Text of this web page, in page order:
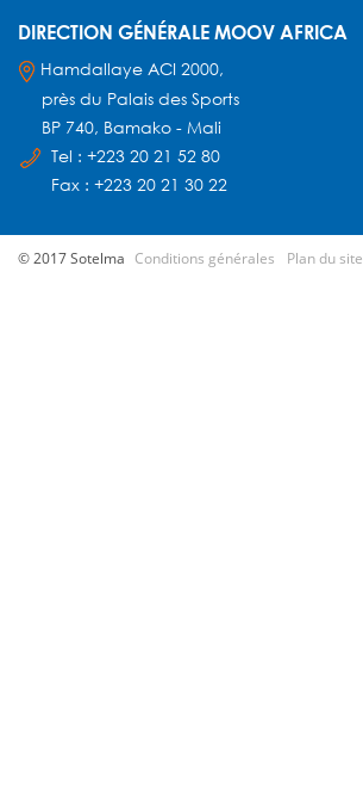
DIRECTION GÉNÉRALE MOOV AFRICA
Hamdallaye ACI 2000,
près du Palais des Sports
BP 740, Bamako - Mali
Tel : +223 20 21 52 80
Fax : +223 20 21 30 22
© 2017 Sotelma Conditions générales Plan du site